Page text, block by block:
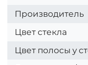
Производитель
Цвет стекла
Цвет полосы у